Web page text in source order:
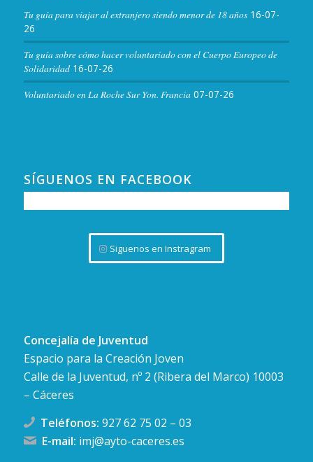
Tu guía para viajar al extranjero siendo menor de 18 años 16-07-
26
Tu guía sobre cómo hacer voluntariado con el Cuerpo Europeo de
Solidaridad 16-07-26
Voluntariado en La Roche Sur Yon. Francia 07-07-26
SÍGUENOS EN FACEBOOK
Siguenos en Instragram
Concejalía de Juventud
Espacio para la Creación Joven
Calle de la Juventud, nº 2 (Ribera del Marco) 10003
– Cáceres
Teléfonos: 927 62 75 02 – 03
E-mail: imj@ayto-caceres.es